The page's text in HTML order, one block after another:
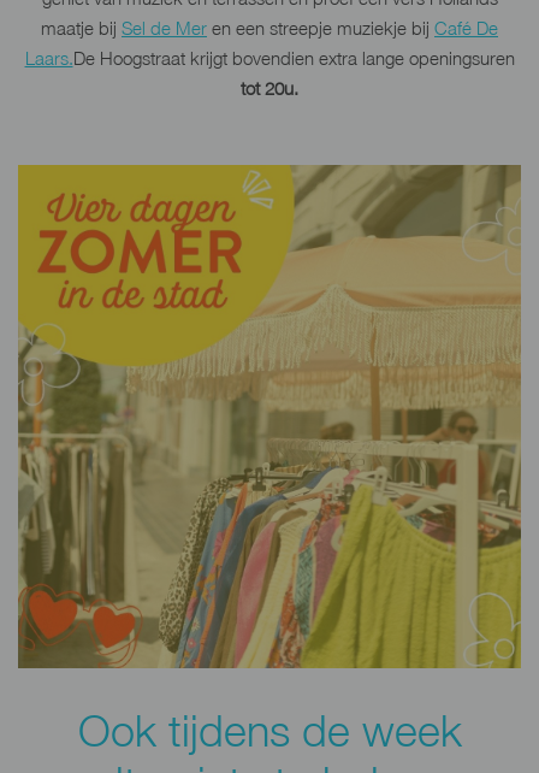
maatje bij Sel de Mer en een streepje muziekje bij Café De
Laars.De Hoogstraat krijgt bovendien extra lange openingsuren
tot 20u.
Ook tijdens de week